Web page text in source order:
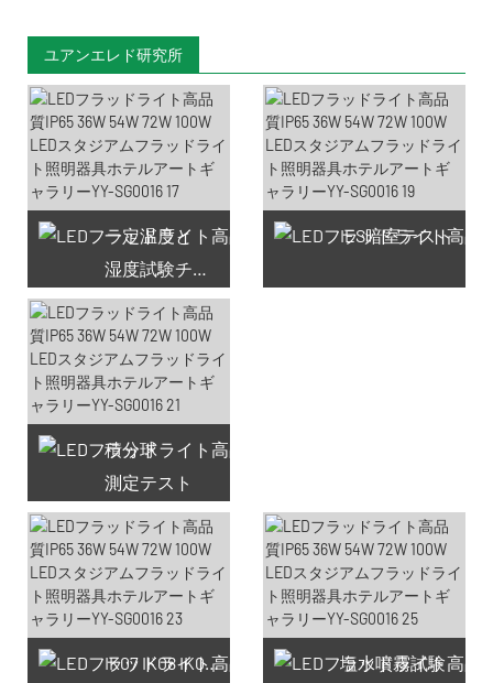
ユアンエレド研究所
一定温度と
湿度試験チャンバー
IES暗室テスト
積分球
測定テスト
利用可能なクーポン66件
IK07 IK08 IK09 IK10
塩水噴霧試験